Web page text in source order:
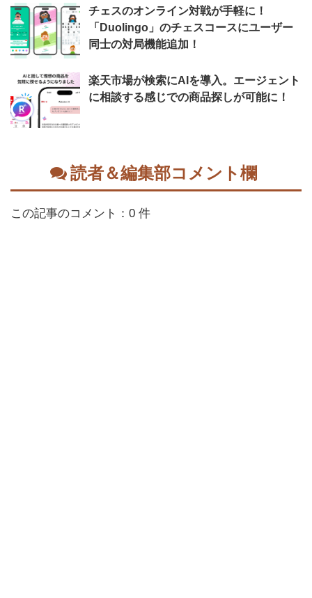
チェスのオンライン対戦が手軽に！
「Duolingo」のチェスコースにユーザー
同士の対局機能追加！
楽天市場が検索にAIを導入。エージェント
に相談する感じでの商品探しが可能に！
読者＆編集部コメント欄
この記事のコメント：0 件